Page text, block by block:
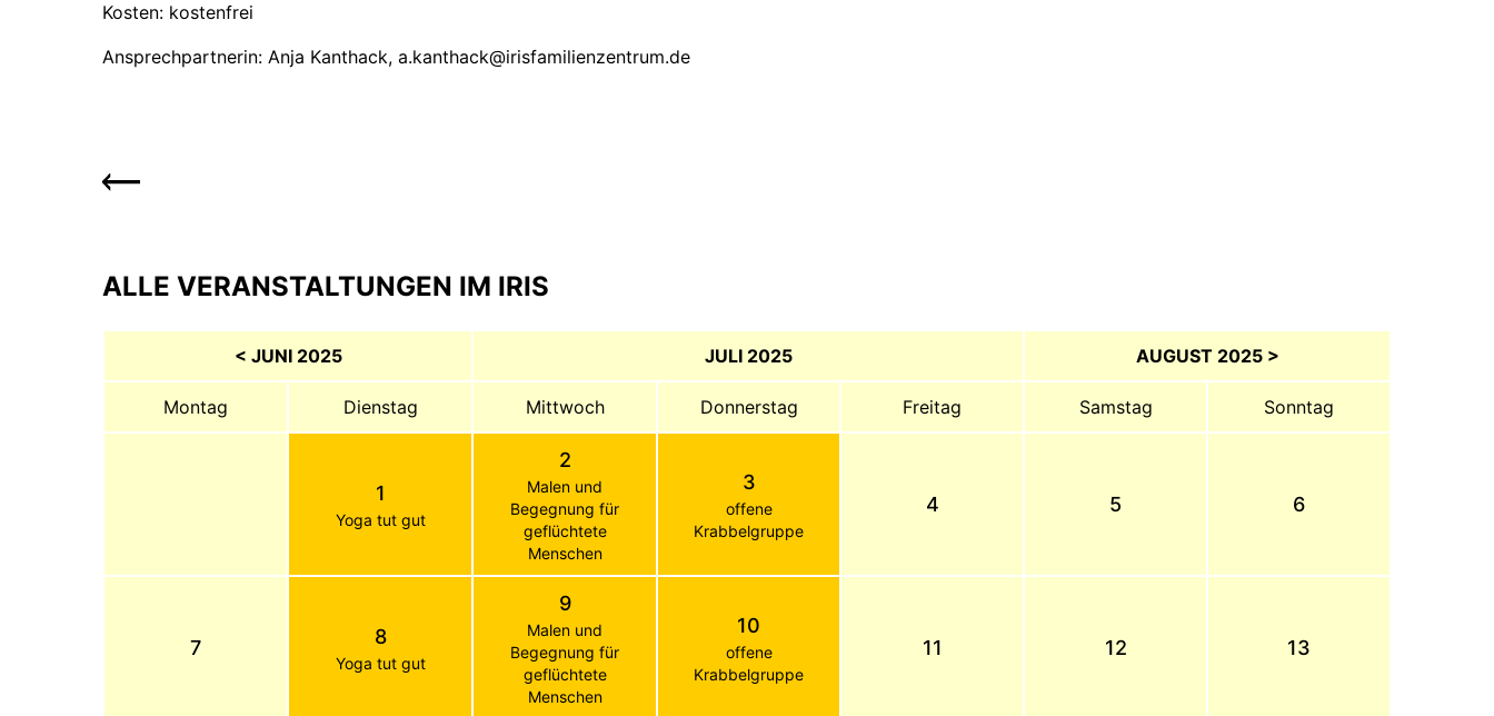
Kosten: kostenfrei
Ansprechpartnerin: Anja Kanthack, a.kanthack@irisfamilienzentrum.de
ALLE VERANSTALTUNGEN IM IRIS
< JUNI 2025 JULI 2025 AUGUST 2025 >
Montag Dienstag Mittwoch Donnerstag Freitag Samstag Sonntag
1
Yoga tut gut
2
Malen und
Begegnung für
geflüchtete
Menschen
3
offene
Krabbelgruppe
4 5 6
7 8
Yoga tut gut
9
Malen und
Begegnung für
geflüchtete
Menschen
10
offene
Krabbelgruppe
11 12 13